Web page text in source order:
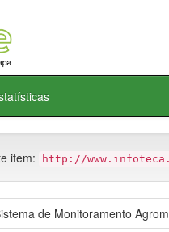
item: http://
de Monitoramento